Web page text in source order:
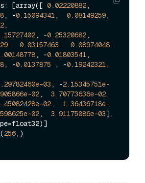
[array([ 0.02220882
, -0.15094341, 0.08149259
,
, -0.25320682,
, 0.03157463 , 0.08974048,
, -0.01803541
, -0.0137875 , -0.19242321,
03 , -2.15345751e-
02, 3.70773636e-02,
02, 1.36436718e-
02, 3.91175086e-03],
(256,)